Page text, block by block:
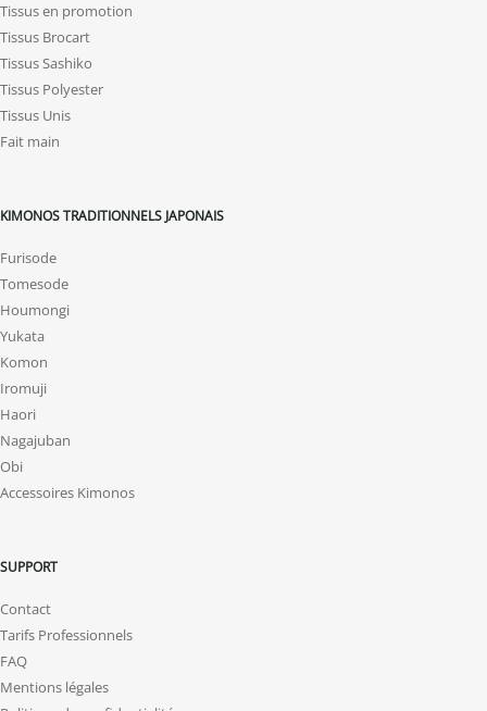
Tissus en promotion
Tissus Brocart
Tissus Sashiko
Tissus Polyester
Tissus Unis
Fait main
KIMONOS TRADITIONNELS JAPONAIS
Furisode
Tomesode
Houmongi
Yukata
Komon
Iromuji
Haori
Nagajuban
Obi
Accessoires Kimonos
SUPPORT
Contact
Tarifs Professionnels
FAQ
Mentions légales